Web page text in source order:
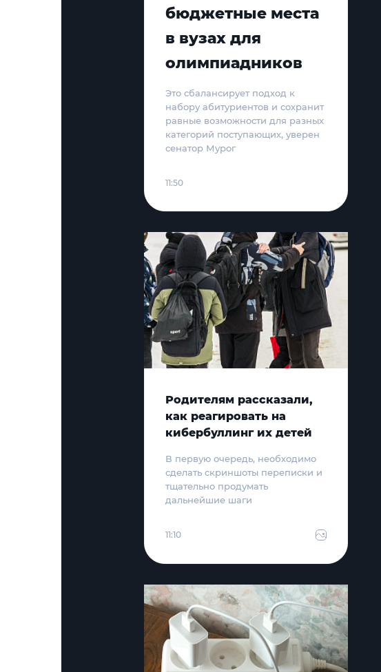
бюджетные места
в вузах для
олимпиадников
Это сбалансирует подход к
набору абитуриентов и сохранит
равные возможности для разных
категорий поступающих, уверен
сенатор Мурог
11:50
Родителям рассказали,
как реагировать на
кибербуллинг их детей
В первую очередь, необходимо
сделать скриншоты переписки и
тщательно продумать
дальнейшие шаги
11:10